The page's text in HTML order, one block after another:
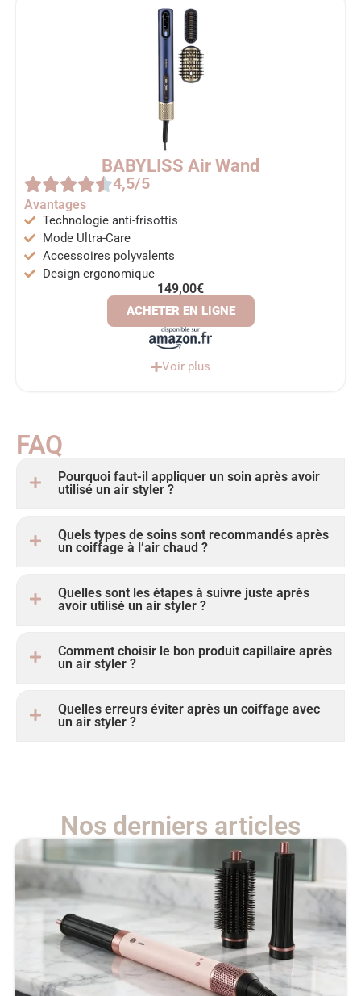
BABYLISS Air Wand
4,5/5
Avantages
Technologie anti-frisottis
Mode Ultra-Care
Accessoires polyvalents
Design ergonomique
149,00€
ACHETER EN LIGNE
Voir plus
FAQ ​
Pourquoi faut-il appliquer un soin après avoir
utilisé un air styler ?
Quels types de soins sont recommandés après
un coiffage à l’air chaud ?
Quelles sont les étapes à suivre juste après
avoir utilisé un air styler ?
Comment choisir le bon produit capillaire après
un air styler ?
Quelles erreurs éviter après un coiffage avec
un air styler ?
Nos derniers articles